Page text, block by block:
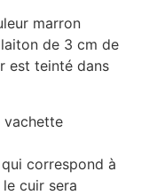
marron
de 3 cm de
est teinté dans
vachette
correspond à
cuir sera